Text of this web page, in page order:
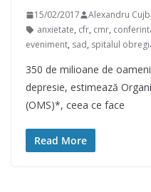
15/02/2017 Alexandru
anxietate, cfr, cmr,
eveniment, sad, spitalul
350 de milioane de
depresie, estimează
(OMS)*, ceea ce face
Read More